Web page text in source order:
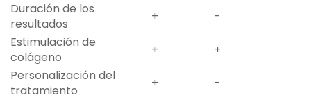
Duración de los
resultados
+
-
Estimulación de
colágeno
+
+
Personalización del
tratamiento
+
-